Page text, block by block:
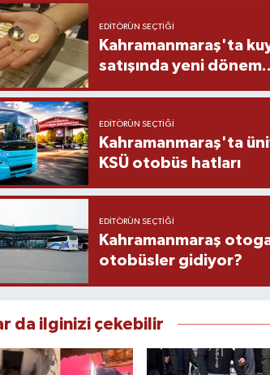
EDITÖRÜN SEÇTIĞI
Kahramanmaraş'ta
satışında yeni
EDITÖRÜN SEÇTIĞI
Kahramanmaraş'ta
KSÜ otobüs hatları
EDITÖRÜN SEÇTIĞI
Kahramanmaraş
otobüsler gidiyor?
da ilginizi çekebilir